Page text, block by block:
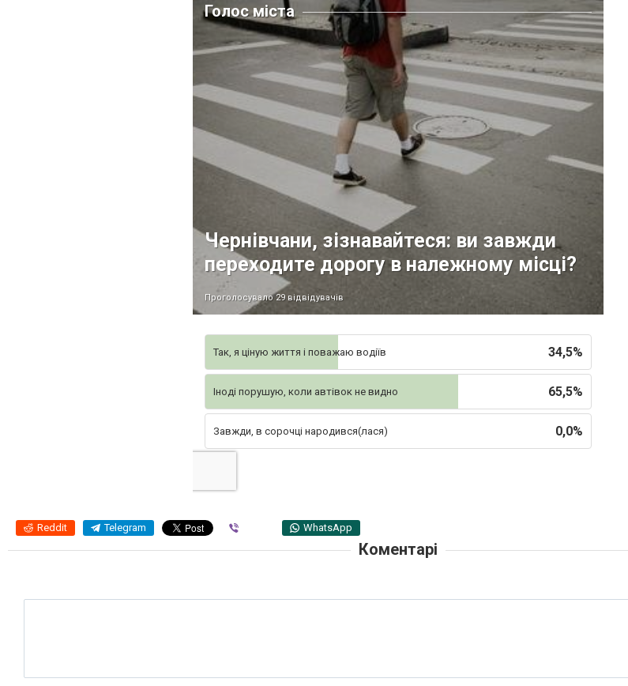
Голос міста
Чернівчани, зізнавайтеся: ви завжди
переходите дорогу в належному місці?
Проголосувало 29 відвідувачів
34,5%
Так, я ціную життя і поважаю водіїв
65,5%
Іноді порушую, коли автівок не видно
0,0%
Завжди, в сорочці народився(лася)
Reddit Telegram WhatsApp
Коментарі